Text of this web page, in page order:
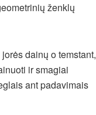
ženklų
dainų o temstant,
ir smagiai
ant padavimais